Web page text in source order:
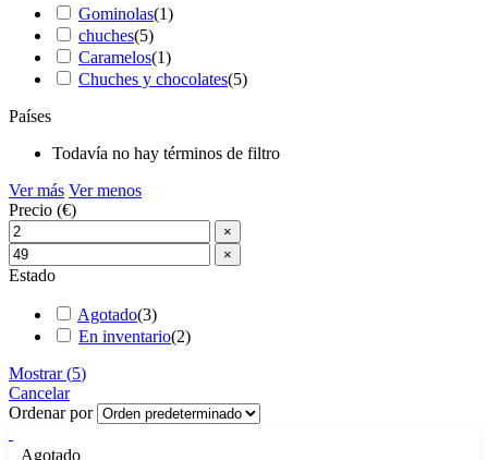
Gominolas(1)
chuches(5)
Caramelos(1)
Chuches y chocolates(5)
Países
Todavía no hay términos de filtro
Ver más Ver menos
Precio (€)
×
×
Estado
Agotado(3)
En inventario(2)
Mostrar(5)
Cancelar
Ordenar por
Agotado